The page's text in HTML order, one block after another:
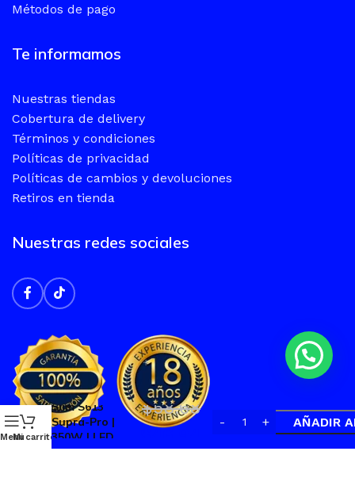
Métodos de pago
Te informamos
Nuestras tiendas
Cobertura de delivery
Términos y condiciones
Políticas de privacidad
Políticas de cambios y devoluciones
Retiros en tienda
Nuestras redes sociales
Case Halion
Slim S613
Supra-Pro |
350W | LED
RGB
$58.68
46.94
AÑADIR
MenuMi carrito